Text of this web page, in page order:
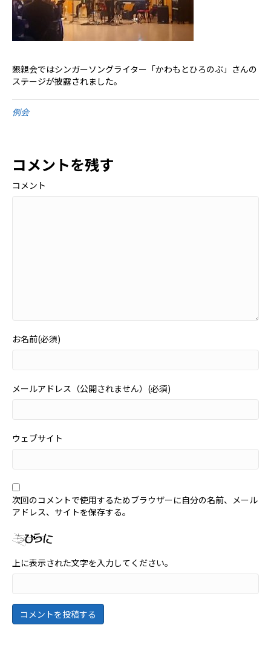
懇親会ではシンガーソングライター「かわもとひろのぶ」さんの
ステージが披露されました。
例会
コメントを残す
コメント
お名前(必須)
メールアドレス（公開されません）(必須)
ウェブサイト
次回のコメントで使用するためブラウザーに自分の名前、メール
アドレス、サイトを保存する。
上に表示された文字を入力してください。